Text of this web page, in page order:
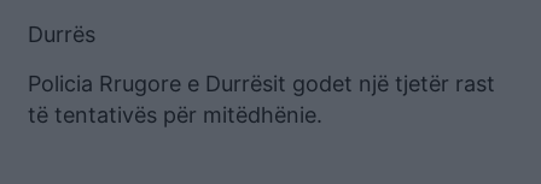
Durrës
Policia Rrugore e Durrësit godet një tjetër rast
të tentativës për mitëdhënie.